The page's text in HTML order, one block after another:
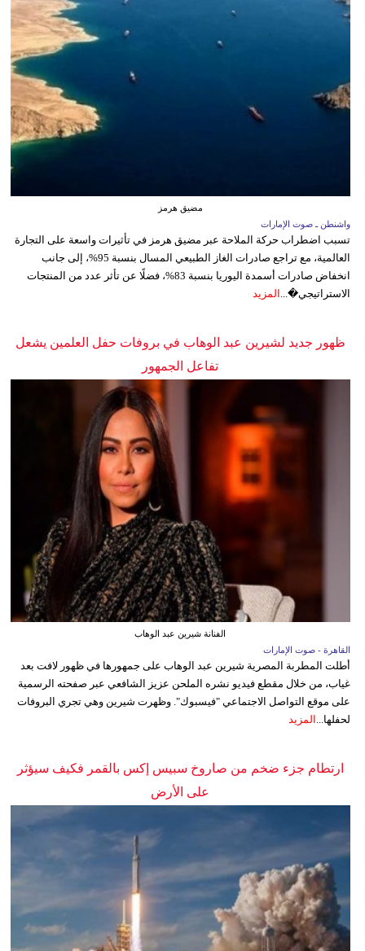
مضيق هرمز
واشنطن ـ صوت الإمارات
تسبب اضطراب حركة الملاحة عبر مضيق هرمز في تأثيرات واسعة على التجارة
العالمية، مع تراجع صادرات الغاز الطبيعي المسال بنسبة 95%، إلى جانب
انخفاض صادرات أسمدة اليوريا بنسبة 83%، فضلًا عن تأثر عدد من المنتجات
الاستراتيجي�... المزيد
ظهور جديد لشيرين عبد الوهاب في بروفات حفل العلمين يشعل
تفاعل الجمهور
الفنانة شيرين عبد الوهاب
القاهرة - صوت الإمارات
أطلت المطربة المصرية شيرين عبد الوهاب على جمهورها في ظهور لافت بعد
غياب، من خلال مقطع فيديو نشره الملحن عزيز الشافعي عبر صفحته الرسمية
على موقع التواصل الاجتماعي "فيسبوك". وظهرت شيرين وهي تجري البروفات
لحفلها... المزيد
ارتطام جزء ضخم من صاروخ سبيس إكس بالقمر فكيف سيؤثر
على الأرض